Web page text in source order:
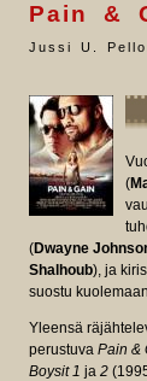
Pain &
Jussi U.
(
(Dwayne
Shalhoub), ja
suostu
Yleensä
perustuva Pain &
Boysit 1 ja 2